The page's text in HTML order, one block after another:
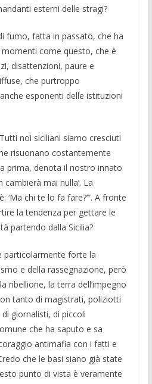
esterni delle stragi?
fumo, fatta in passato, che ha
come questo, che è
disattenzioni, paure e
che purtroppo
esponenti delle istituzioni
noi siciliani siamo cresciuti
risuonano costantemente
prima, denota il nostro innato
mai nulla’. La
‘Ma chi te lo fa fare?’”. A fronte
la tendenza per gettare le
partendo dalla Sicilia?
particolarmente forte la
e della rassegnazione, però
ribellione, la terra dell’impegno
tanto di magistrati, poliziotti
giornalisti, di piccoli
che ha saputo e sa
antimafia con i fatti e
che le basi siano già state
punto di vista è veramente